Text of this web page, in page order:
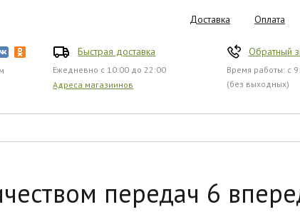
Доставка Оплата
Быстрая доставка
Ежедневно с 10:00 до 22:00
Адреса магазиинов
Обратный
Время работы: с
(без выходных)
передач 6